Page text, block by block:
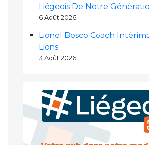
Liégeois De Notre
6 Août 2026
Lionel Bosco Coach
Lions
3 Août 2026